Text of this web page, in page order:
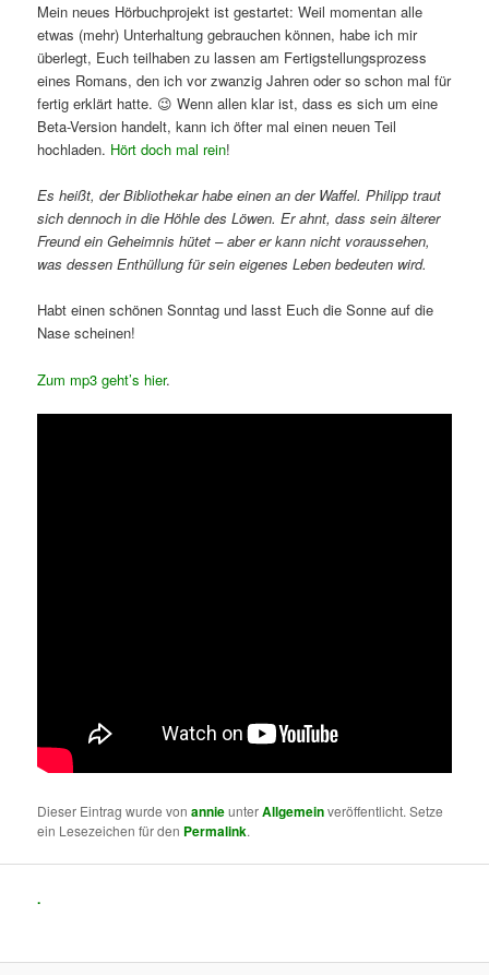
Mein neues Hörbuchprojekt ist gestartet: Weil momentan alle
etwas (mehr) Unterhaltung gebrauchen können, habe ich mir
überlegt, Euch teilhaben zu lassen am Fertigstellungsprozess
eines Romans, den ich vor zwanzig Jahren oder so schon mal für
fertig erklärt hatte. 😉 Wenn allen klar ist, dass es sich um eine
Beta-Version handelt, kann ich öfter mal einen neuen Teil
hochladen. Hört doch mal rein!
Es heißt, der Bibliothekar habe einen an der Waffel. Philipp traut
sich dennoch in die Höhle des Löwen. Er ahnt, dass sein älterer
Freund ein Geheimnis hütet – aber er kann nicht voraussehen,
was dessen Enthüllung für sein eigenes Leben bedeuten wird.
Habt einen schönen Sonntag und lasst Euch die Sonne auf die
Nase scheinen!
Zum mp3 geht’s hier.
Dieser Eintrag wurde vonannieunterAllgemeinveröffentlicht. Setze
ein Lesezeichen für den Permalink.
.